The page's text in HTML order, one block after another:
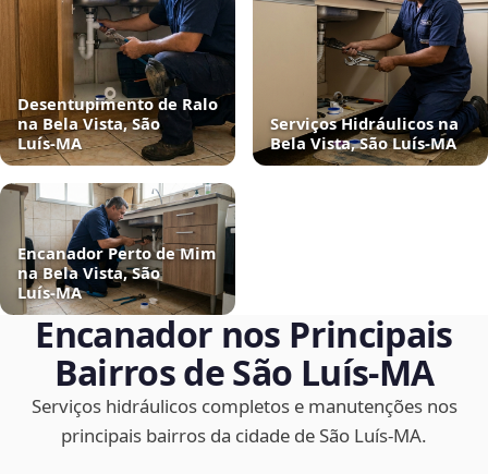
Desentupimento de Ralo
na Bela Vista, São
Luís‑MA
Serviços Hidráulicos na
Bela Vista, São Luís‑MA
Encanador Perto de Mim
na Bela Vista, São
Luís‑MA
Encanador nos Principais
Bairros de São Luís‑MA
Serviços hidráulicos completos e manutenções nos
principais bairros da cidade de São Luís‑MA.